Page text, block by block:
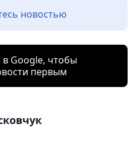
новостью
Google, чтобы
первым